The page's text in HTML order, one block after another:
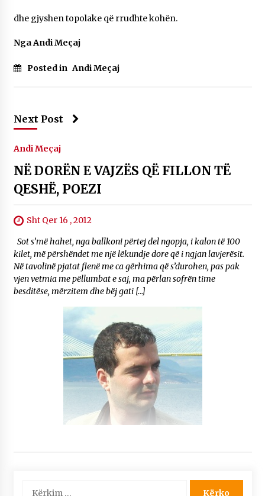
14/10/2025
Vexhi Buharaja për Heroin e Popullit, Mumin
04/10/2025
22/09/2025
dhe gjyshen topolake që rrudhte kohën.
Nga Andi Meçaj
Posted in Andi Meçaj
Next Post
Andi Meçaj
NË DORËN E VAJZËS QË FILLON TË
QESHË, POEZI
Sht Qer 16 , 2012
Sot s’më hahet, nga ballkoni përtej del ngopja, i kalon të 100
kilet, më përshëndet me një lëkundje dore që i ngjan lavjerësit.
Në tavolinë pjatat flenë me ca gërhima që s’durohen, pas pak
vjen vetmia me pëllumbat e saj, ma përlan sofrën time
besditëse, mërzitem dhe bëj gati […]